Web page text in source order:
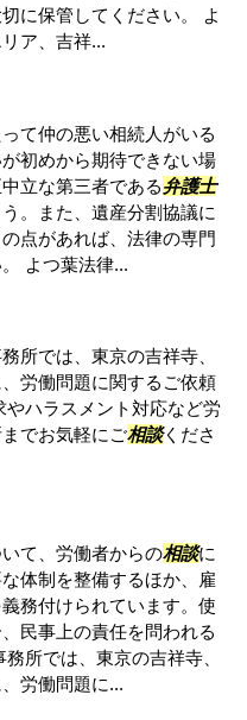
に保管してください。 よ
ア、吉祥...
て仲の悪い相続人がいる
初めから期待できない場
立な第三者である弁護士
。また、遺産分割協議に
点があれば、法律の専門
よつ葉法律...
所では、東京の吉祥寺、
労働問題に関するご依頼
ハラスメント対応など労
でお気軽にご相談くださ
て、労働者からの相談に
体制を整備するほか、雇
務付けられています。使
民事上の責任を問われる
所では、東京の吉祥寺、
労働問題に...